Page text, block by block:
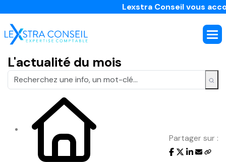
Lexstra Conseil vous
L'actualité du mois
Partager sur :